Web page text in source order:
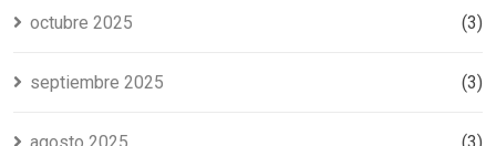
octubre 2025 (3)
septiembre 2025 (3)
agosto 2025 (3)